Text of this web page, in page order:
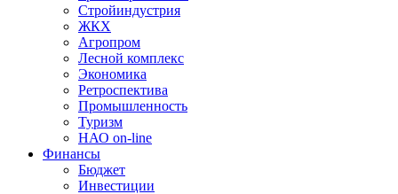
Стройиндустрия
ЖКХ
Агропром
Лесной комплекс
Экономика
Ретроспектива
Промышленность
Туризм
НАО on-line
Финансы
Бюджет
Инвестиции